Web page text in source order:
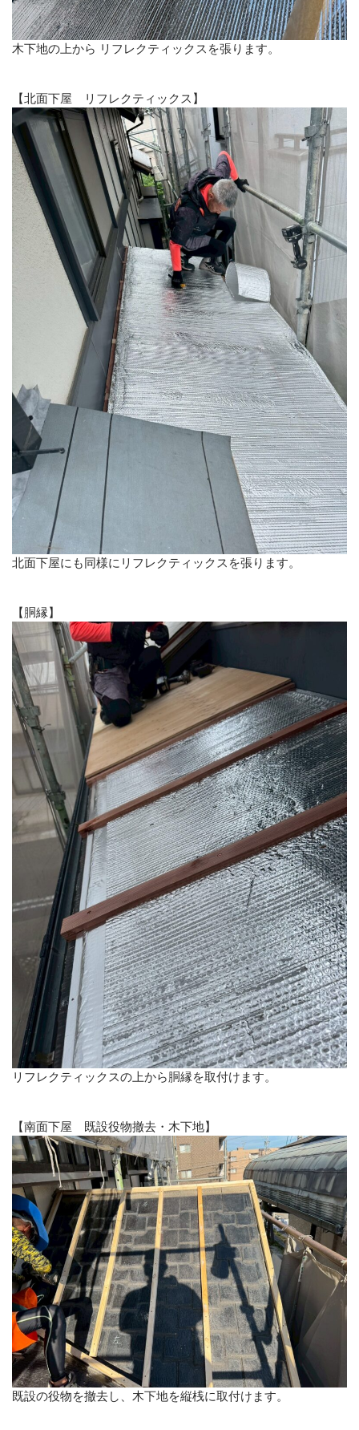
木下地の上から リフレクティックスを張ります。
【北面下屋 リフレクティックス】
北面下屋にも同様にリフレクティックスを張ります。
【胴縁】
リフレクティックスの上から胴縁を取付けます。
【南面下屋 既設役物撤去・木下地】
既設の役物を撤去し、木下地を縦桟に取付けます。